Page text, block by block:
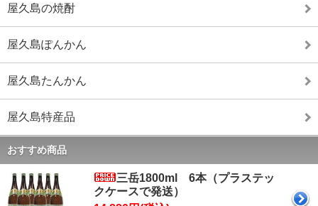
円）
【2016.10.2】
「芋焼酎 水ノ森」
【２０１７.１２.３１】
コミュニティショップわたなべの公式facebookペー
品などの情報を発信してまいります。
【2016.2.19】
屋久島の焼酎
屋久島ぽんかん
屋久島たんかん
屋久島特産品
おすすめ商品
三岳1800ml 6本（プラステッ
クケースで発送）